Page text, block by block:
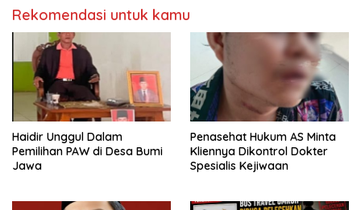
Rekomendasi untuk kamu
Haidir Unggul Dalam
Pemilihan PAW di Desa Bumi
Jawa
Penasehat Hukum AS Minta
Kliennya Dikontrol Dokter
Spesialis Kejiwaan